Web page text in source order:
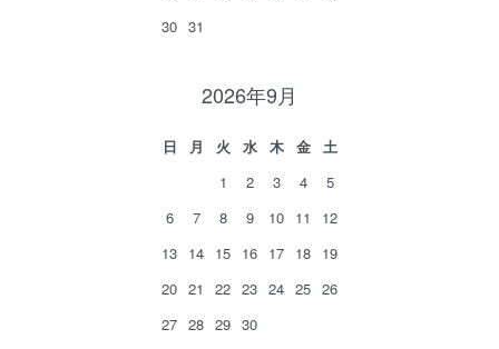
30 31
2026年9月
日 月 火 水 木 金
土
1
2 3 4
5
6
7 8 9 10 11
12
13 14 15 16 17 18 19
20 21 22 23 24 25 26
27 28 29 30